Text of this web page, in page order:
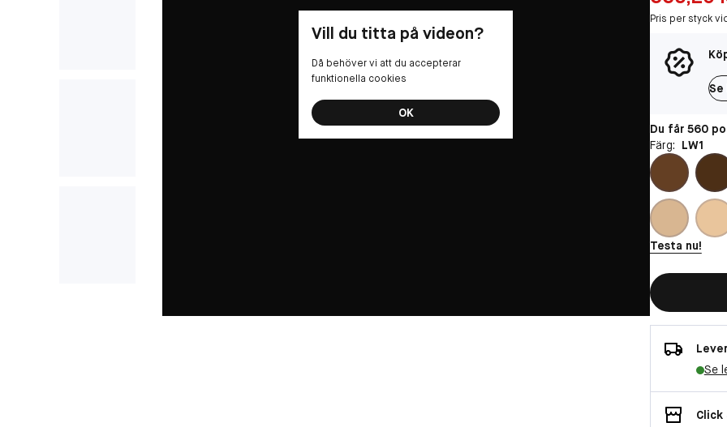
Vill du titta på videon?
Då behöver vi att du accepterar
funktionella cookies
OK
Färg: LW1
Testa nu!
Pris per styck
Se
Du får 560
Se